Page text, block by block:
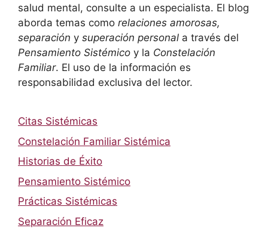
salud mental, consulte a un especialista. El blog
aborda temas como relaciones amorosas,
separación y superación personal a través del
Pensamiento Sistémico y la Constelación
Familiar. El uso de la información es
responsabilidad exclusiva del lector.
Citas Sistémicas
Constelación Familiar Sistémica
Historias de Éxito
Pensamiento Sistémico
Prácticas Sistémicas
Separación Eficaz